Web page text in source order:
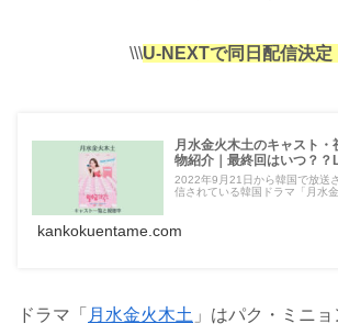
\\\U-NEXTで同日配信決定
月水金火木土のキャスト・
物紹介｜最終回はいつ？
2022年9月21日から韓国で放送
信されている韓国ドラマ「月水
kankokuentame.com
ドラマ「 月水金火木土 」はパク・ミニ